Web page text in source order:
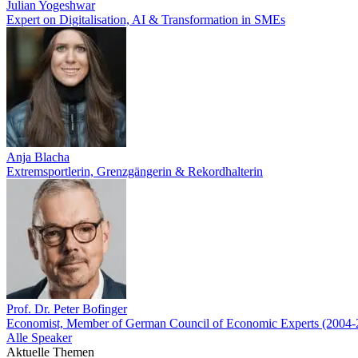
Julian Yogeshwar
Expert on Digitalisation, AI & Transformation in SMEs
Anja Blacha
Extremsportlerin, Grenzgängerin & Rekordhalterin
Prof. Dr. Peter Bofinger
Economist, Member of German Council of Economic Experts
Alle Speaker
Aktuelle Themen